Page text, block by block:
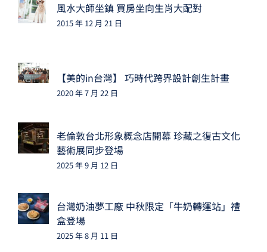
風水大師坐鎮 買房坐向生肖大配對
2015 年 12 月 21 日
【美的in台灣】 巧時代跨界設計創生計畫
2020 年 7 月 22 日
老倫敦台北形象概念店開幕 珍藏之復古文化
藝術展同步登場
2025 年 9 月 12 日
台灣奶油夢工廠 中秋限定「牛奶轉運站」禮
盒登場
2025 年 8 月 11 日